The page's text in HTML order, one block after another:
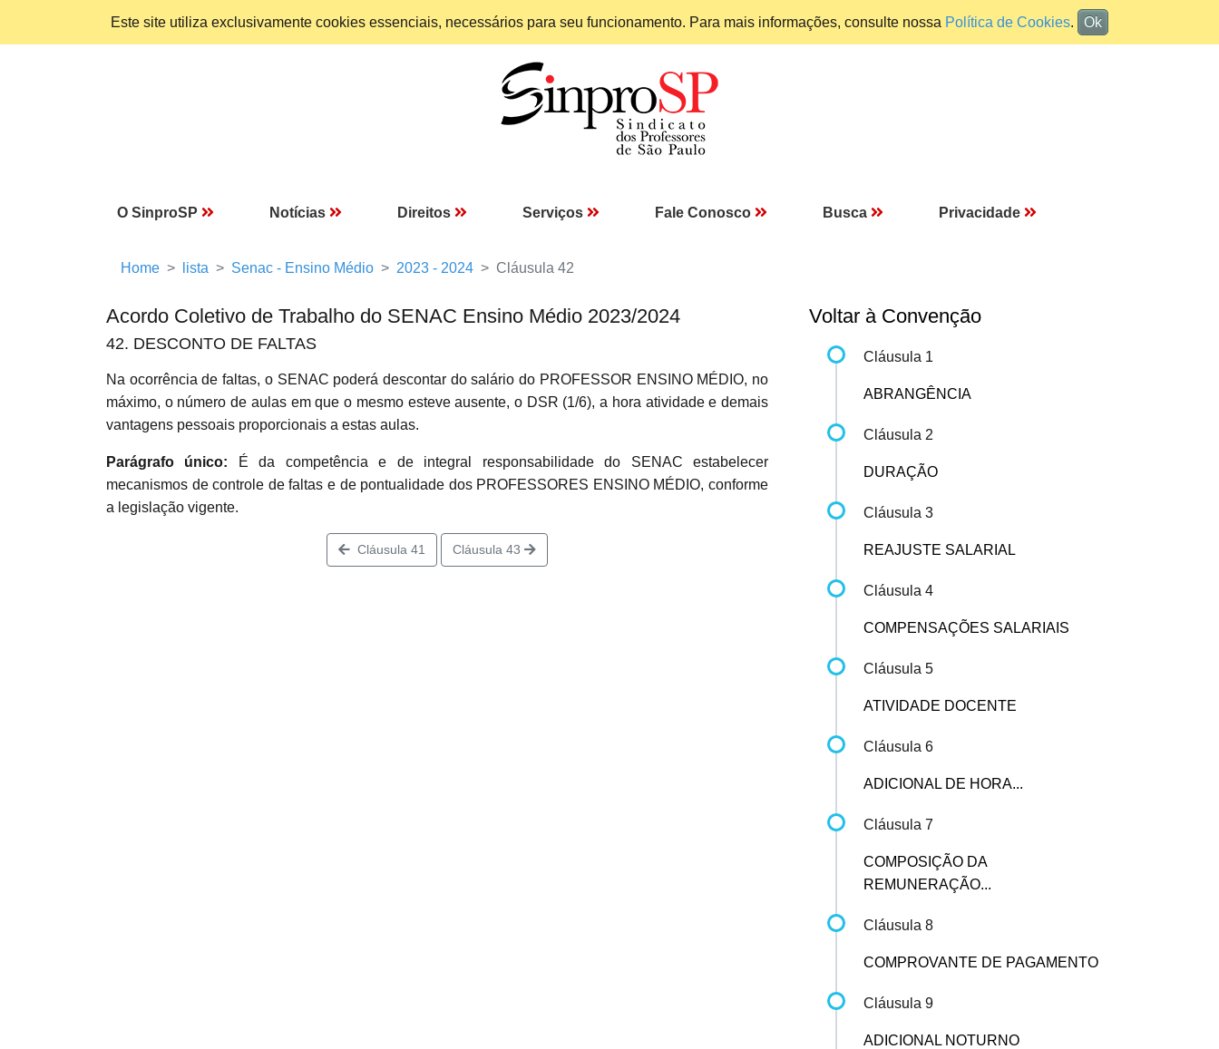
Este site utiliza exclusivamente cookies essenciais, necessários para seu funcionamento. Para mais informações, consulte nossa Política de Cookies. Ok
O SinproSP Notícias Direitos Serviços Fale Conosco Busca Privacidade
Home lista Senac - Ensino Médio 2023 - 2024 Cláusula 42
Acordo Coletivo de Trabalho do SENAC Ensino Médio 2023/2024
42. DESCONTO DE FALTAS
Na ocorrência de faltas, o SENAC poderá descontar do salário do PROFESSOR ENSINO MÉDIO, no
máximo, o número de aulas em que o mesmo esteve ausente, o DSR (1/6), a hora atividade e demais
vantagens pessoais proporcionais a estas aulas.
Parágrafo único: É da competência e de integral responsabilidade do SENAC estabelecer
mecanismos de controle de faltas e de pontualidade dos PROFESSORES ENSINO MÉDIO, conforme
a legislação vigente.
Cláusula 41 Cláusula 43
Voltar à Convenção
Cláusula 1
ABRANGÊNCIA
Cláusula 2
DURAÇÃO
Cláusula 3
REAJUSTE SALARIAL
Cláusula 4
COMPENSAÇÕES SALARIAIS
Cláusula 5
ATIVIDADE DOCENTE
Cláusula 6
ADICIONAL DE HORA...
Cláusula 7
COMPOSIÇÃO DA
REMUNERAÇÃO...
Cláusula 8
COMPROVANTE DE PAGAMENTO
Cláusula 9
ADICIONAL NOTURNO